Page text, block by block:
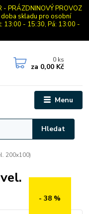
- PRÁZDNINOVÝ PROVOZ
doba skladu pro osobní
13:00 - 15:30, Pá: 13:00 -
Menu
Hledat
0 ks
za 0,00 Kč
200x100)
- 38 %